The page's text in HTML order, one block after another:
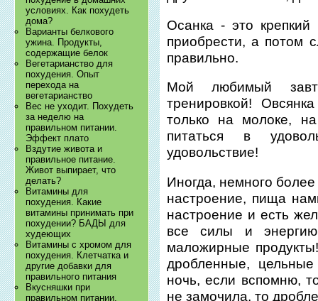
условиях. Как похудеть
дома?
Варианты белкового
ужина. Продукты,
содержащие белок
Вегетарианство для
похудения. Опыт
перехода на
вегетарианство
Вес не уходит. Похудеть
за неделю на
правильном питании.
Эффект плато
Вздутие живота и
правильное питание.
Живот выпирает, что
делать?
Витамины для
похудения. Какие
витамины принимать при
похудении? БАДЫ для
худеющих
Витамины с хромом для
похудения. Клетчатка и
другие добавки для
правильного питания
Вкусняшки при
правильном питании.
Осанка - это
приобрести, а потом
правильно.
Мой любимый
тренировкой!
только на молоке,
питаться в
удовольствие!
Иногда, немного
настроение, пища
настроение и есть
все силы и
маложирные
дробленные,
ночь, если вспомню,
не замочила, то